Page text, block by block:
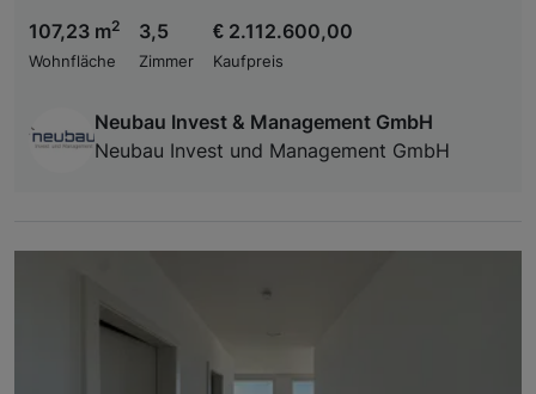
107,23 m2
Wohnfläche
3,5
Zimmer
€ 2.112.600,00
Kaufpreis
Neubau Invest & Management GmbH
Neubau Invest und Management GmbH